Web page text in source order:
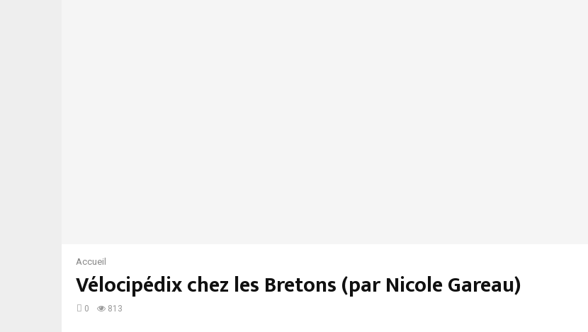
Accueil
Vélocipédix chez les Bretons (par Nicole Gareau)
0 813